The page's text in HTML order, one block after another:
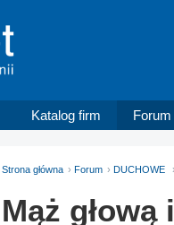
Katalog firm Forum
Strona główna Forum DUCHOWE
Mąż